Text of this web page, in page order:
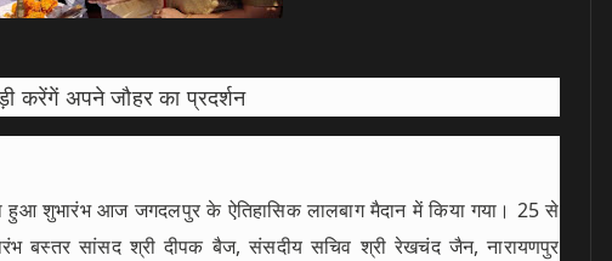
करेंगें अपने जौहर का प्रदर्शन
हुआ शुभारंभ आज जगदलपुर के ऐतिहासिक लालबाग मैदान में किया गया। 25 से
बस्तर सांसद श्री दीपक बैज, संसदीय सचिव श्री रेखचंद जैन, नारायणपुर